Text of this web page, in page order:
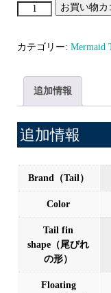
姫
お
う
ひ
お買い物カ
カテゴリー: Mermaid
追加情報
追加情報
Brand（Tail）
Color
Tail fin
shape（尾びれ
の形）
Floating